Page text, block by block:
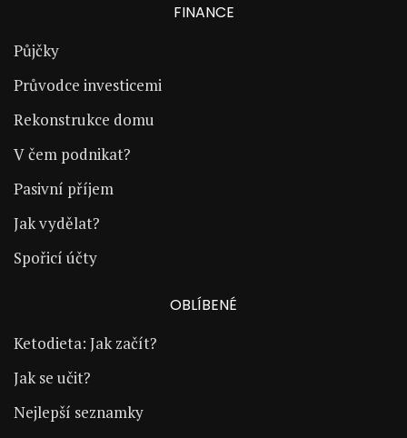
FINANCE
Půjčky
Průvodce investicemi
Rekonstrukce domu
V čem podnikat?
Pasivní příjem
Jak vydělat?
Spořicí účty
OBLÍBENÉ
Ketodieta: Jak začít?
Jak se učit?
Nejlepší seznamky